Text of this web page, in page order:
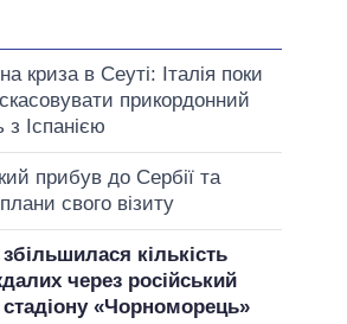
криза в Сеуті: Італія поки
прикордонний
з Іспанією
прибув до Сербії та
свого візиту
кількість
через російський
стадіону «Чорноморець»